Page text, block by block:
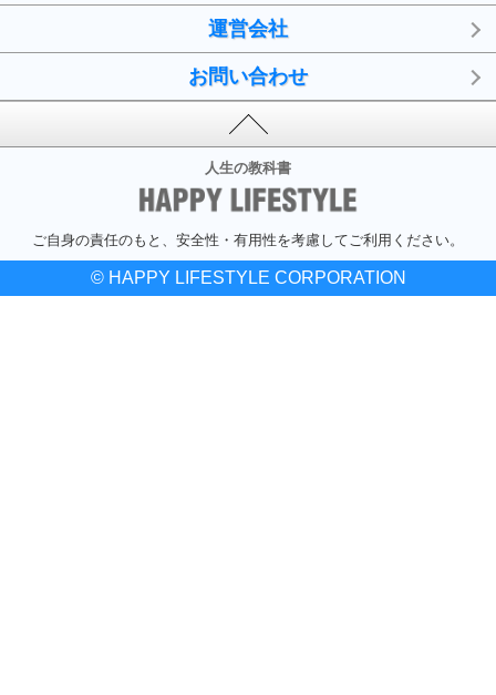
運営会社
お問い合わせ
人生の教科書
ご自身の責任のもと、安全性・有用性を考慮してご利用ください。
© HAPPY LIFESTYLE CORPORATION